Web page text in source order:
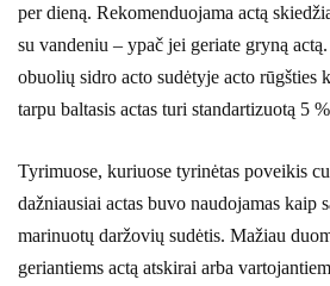
per dieną. Rekomenduojama actą
su vandeniu – ypač jei geriate gryną
obuolių sidro acto sudėtyje acto rūgšties
tarpu baltasis actas turi standartizuotą 5
Tyrimuose, kuriuose tyrinėtas poveikis
dažniausiai actas buvo naudojamas kaip
marinuotų daržovių sudėtis. Mažiau
geriantiems actą atskirai arba